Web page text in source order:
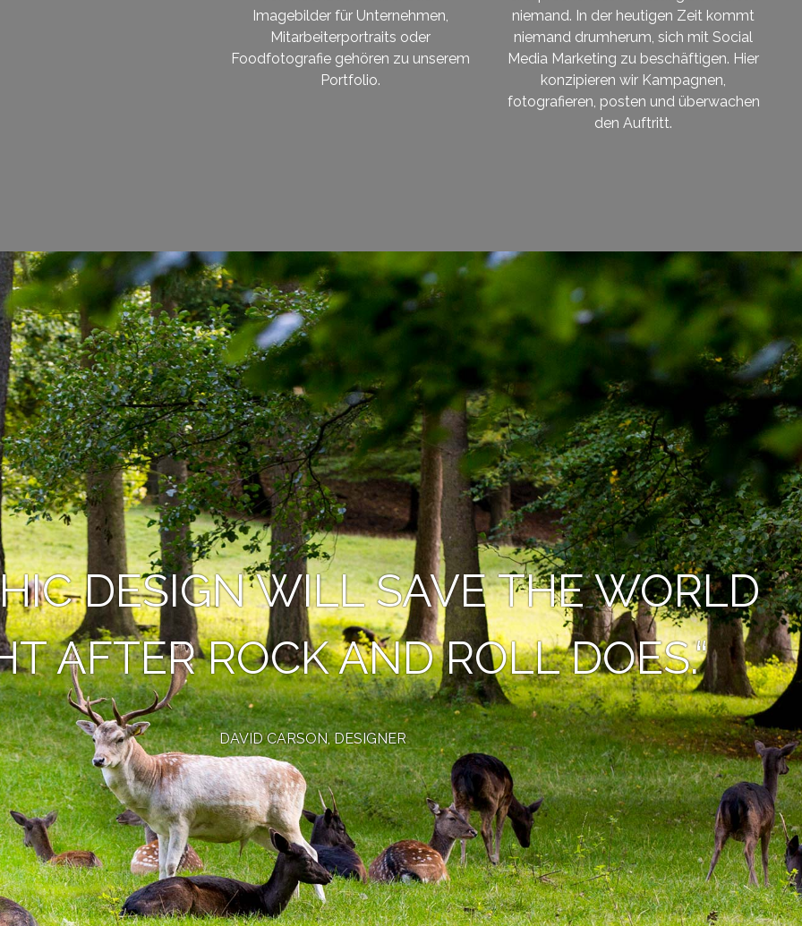
Imagebilder für Unternehmen,
Mitarbeiterportraits oder
Foodfotografie gehören zu unserem
Portfolio.
niemand. In der heutigen Zeit kommt
niemand drumherum, sich mit Social
Media Marketing zu beschäftigen. Hier
konzipieren wir Kampagnen,
fotografieren, posten und überwachen
den Auftritt.
DESIGN WILL SAVE THE WORLD
AFTER ROCK AND ROLL DOES.“
DAVID CARSON, DESIGNER